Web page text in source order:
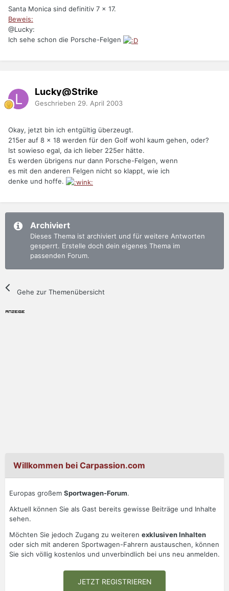
Santa Monica sind definitiv 7 x 17.
Beweis:
@Lucky:
Ich sehe schon die Porsche-Felgen
Lucky@Strike
Geschrieben 29. April 2003
Okay, jetzt bin ich entgültig überzeugt.
215er auf 8 x 18 werden für den Golf wohl kaum gehen, oder?
Ist sowieso egal, da ich lieber 225er hätte.
Es werden übrigens nur dann Porsche-Felgen, wenn
es mit den anderen Felgen nicht so klappt, wie ich
denke und hoffe.
Archiviert
Dieses Thema ist archiviert und für weitere Antworten
gesperrt. Erstelle doch dein eigenes Thema im
passenden Forum.
Gehe zur Themenübersicht
Willkommen bei Carpassion.com
Europas großem Sportwagen-Forum.
Aktuell können Sie als Gast bereits gewisse Beiträge und Inhalte
sehen.
Möchten Sie jedoch Zugang zu weiteren exklusiven Inhalten
oder sich mit anderen Sportwagen-Fahrern austauschen, können
Sie sich völlig kostenlos und unverbindlich bei uns neu anmelden.
JETZT REGISTRIEREN